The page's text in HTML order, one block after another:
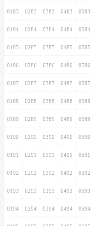
0183 0283 0383 0483 0583
0184 0284 0384 0484 0584
0185 0285 0385 0485 0585
0186 0286 0386 0486 0586
0187 0287 0387 0487 0587
0188 0288 0388 0488 0588
0189 0289 0389 0489 0589
0190 0290 0390 0490 0590
0191 0291 0391 0491 0591
0192 0292 0392 0492 0592
0193 0293 0393 0493 0593
0194 0294 0394 0494 0594